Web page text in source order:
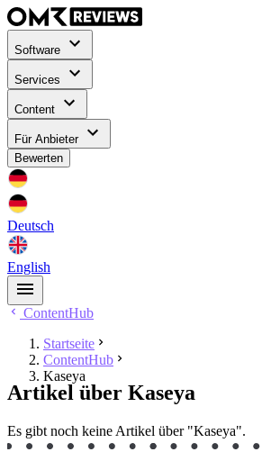
Software
Services
Content
Für Anbieter
Bewerten
Deutsch
English
ContentHub
Startseite
ContentHub
Kaseya
Artikel über Kaseya
Es gibt noch keine Artikel über "Kaseya".